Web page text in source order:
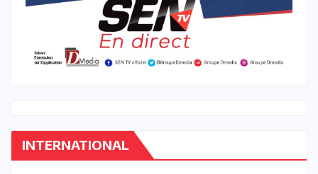
INTERNATIONAL